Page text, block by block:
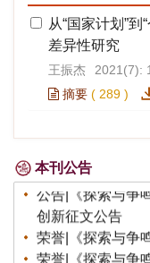
从“国家计划”
差异性研究
王振杰
2021(7):
摘要 ( 289 )
本刊公告
喜报|《探索与争
中宣部哲学社会
公告|《探索与争
公告|《探索与争
创新征文公告
荣誉|《探索与争
荣誉|《探索与争